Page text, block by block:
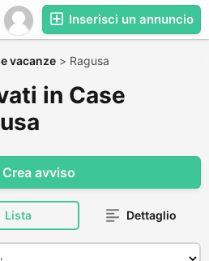
Inserisci un annuncio
vacanze > Ragusa
in Case
Crea avviso
Lista Dettaglio